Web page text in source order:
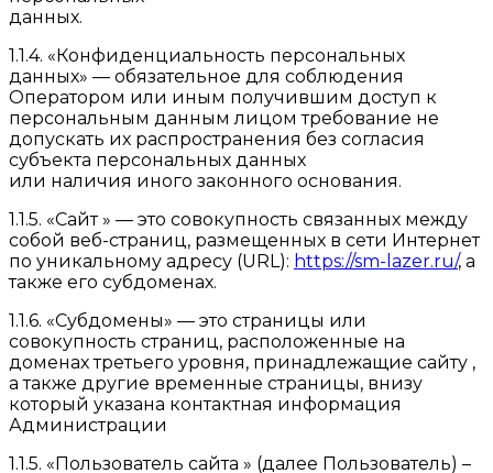
данных.
1.1.4. «Конфиденциальность персональных
данных» — обязательное для соблюдения
Оператором или иным получившим доступ к
персональным данным лицом требование не
допускать их распространения без согласия
субъекта персональных данных
или наличия иного законного основания.
1.1.5. «Сайт » — это совокупность связанных между
собой веб-страниц, размещенных в сети Интернет
по уникальному адресу (URL): https://sm-lazer.ru/, а
также его субдоменах.
1.1.6. «Субдомены» — это страницы или
совокупность страниц, расположенные на
доменах третьего уровня, принадлежащие сайту ,
а также другие временные страницы, внизу
который указана контактная информация
Администрации
1.1.5. «Пользователь сайта » (далее Пользователь) –